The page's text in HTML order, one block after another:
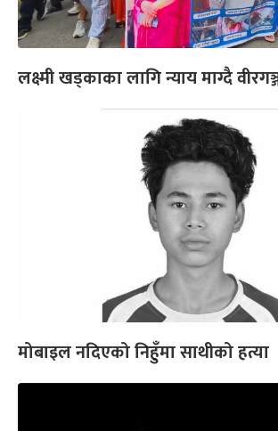
लक्ष्मी खड्काका लागि न्याय माग्दै
मोबाइल नदिएको निहुँमा साथीको हत्या